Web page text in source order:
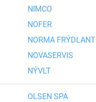
NIMCO
NOFER
NORMA FRÝDLANT
NOVASERVIS
NÝVLT
OLSEN SPA